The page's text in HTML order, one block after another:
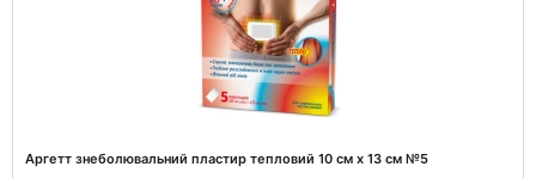
Аргетт знеболювальний пластир тепловий 10 см х 13 см №5